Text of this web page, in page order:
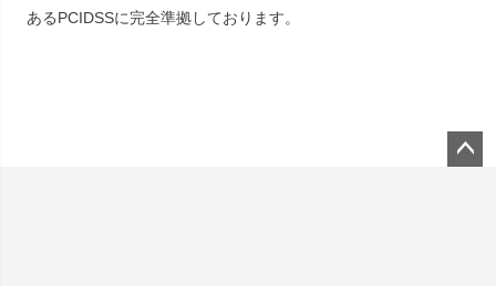
あるPCIDSSに完全準拠しております。